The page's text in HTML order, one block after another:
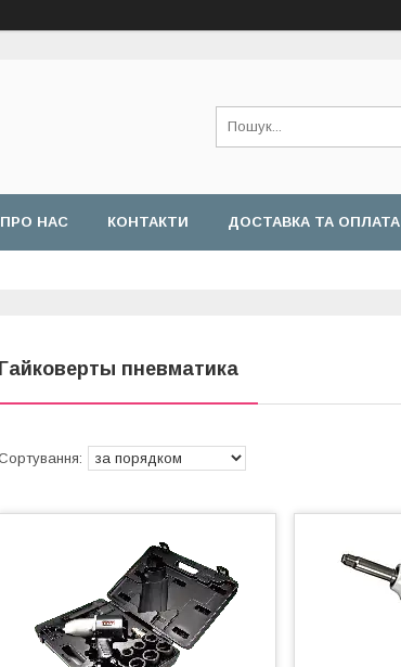
ПРО НАС КОНТАКТИ ДОСТАВКА ТА ОПЛАТА
Гайковерты пневматика